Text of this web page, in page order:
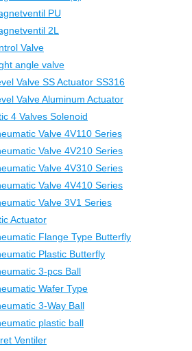
PU
2L
Valve
angle valve
Valve SS Actuator SS316
Valve Aluminum Actuator
4 Valves Solenoid
Valve 4V110 Series
Valve 4V210 Series
Valve 4V310 Series
Valve 4V410 Series
Valve 3V1 Series
Actuator
Flange Type Butterfly
Plastic Butterfly
3-pcs Ball
Wafer Type
3-Way Ball
plastic ball
Ventiler